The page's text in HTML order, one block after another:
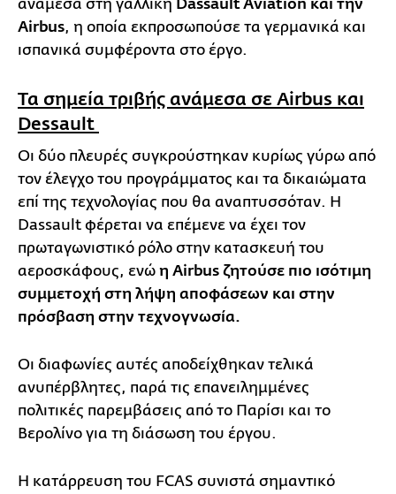
ανάμεσα στη γαλλική Dassault Aviation και την
Airbus, η οποία εκπροσωπούσε τα γερμανικά και
ισπανικά συμφέροντα στο έργο.
Τα σημεία τριβής ανάμεσα σε Airbus και
Dessault
Οι δύο πλευρές συγκρούστηκαν κυρίως γύρω από
τον έλεγχο του προγράμματος και τα δικαιώματα
επί της τεχνολογίας που θα αναπτυσσόταν. Η
Dassault φέρεται να επέμενε να έχει τον
πρωταγωνιστικό ρόλο στην κατασκευή του
αεροσκάφους, ενώ η Airbus ζητούσε πιο ισότιμη
συμμετοχή στη λήψη αποφάσεων και στην
πρόσβαση στην τεχνογνωσία.
Οι διαφωνίες αυτές αποδείχθηκαν τελικά
ανυπέρβλητες, παρά τις επανειλημμένες
πολιτικές παρεμβάσεις από το Παρίσι και το
Βερολίνο για τη διάσωση του έργου.
Η κατάρρευση του FCAS συνιστά σημαντικό